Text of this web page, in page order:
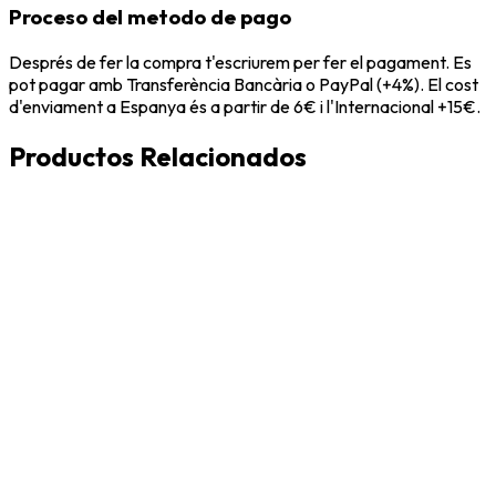
Proceso del metodo de pago
Després de fer la compra t'escriurem per fer el pagament. Es
pot pagar amb Transferència Bancària o PayPal (+4%). El cost
d'enviament a Espanya és a partir de 6€ i l'Internacional +15€.
Productos Relacionados